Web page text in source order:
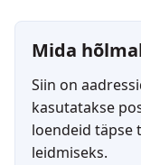
Mida
Siin on
kasutatakse
loendeid täpse
leidmiseks.